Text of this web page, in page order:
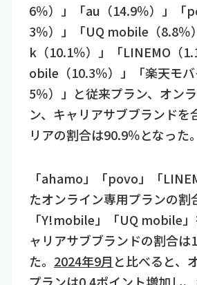
6％）」「au（14.9％）」「
3％）」「UQ mobile（8.8％
k（10.1％）」「LINEMO（
obile（10.3％）」「楽天モ
5％）」と従来プラン、オン
ン、キャリアサブブランドを
リアの割合は90.9％となった。
「ahamo」「povo」「
たオンライン専用プランの割
「Y!mobile」「UQ mobile
ャリアサブブランドの割合は
た。 2024年9月 と比べると、
プランは0.4ポイント増加し